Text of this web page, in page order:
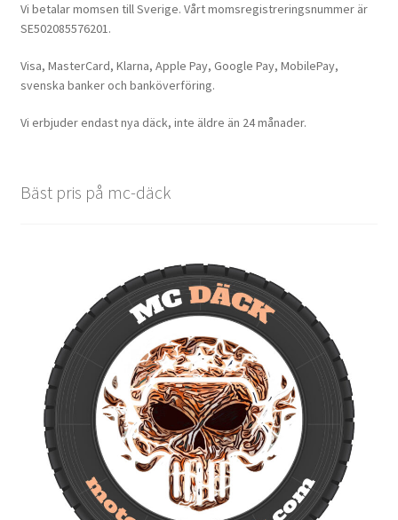
Vi betalar momsen till Sverige. Vårt momsregistreringsnummer är
SE502085576201.
Visa, MasterCard, Klarna, Apple Pay, Google Pay, MobilePay,
svenska banker och banköverföring.
Vi erbjuder endast nya däck, inte äldre än 24 månader.
Bäst pris på mc-däck